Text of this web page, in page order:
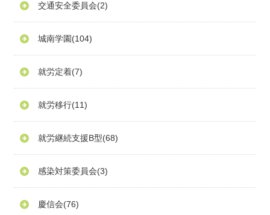
交通安全委員会(2)
城南学園(104)
就労定着(7)
就労移行(11)
就労継続支援B型(68)
感染対策委員会(3)
慶信会(76)